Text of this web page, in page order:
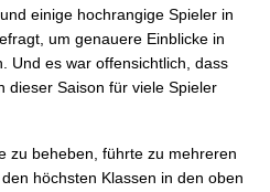
einige hochrangige Spieler in
um genauere Einblicke in
Und es war offensichtlich, dass
dieser Saison für viele Spieler
zu beheben, führte zu mehreren
höchsten Klassen in den oben